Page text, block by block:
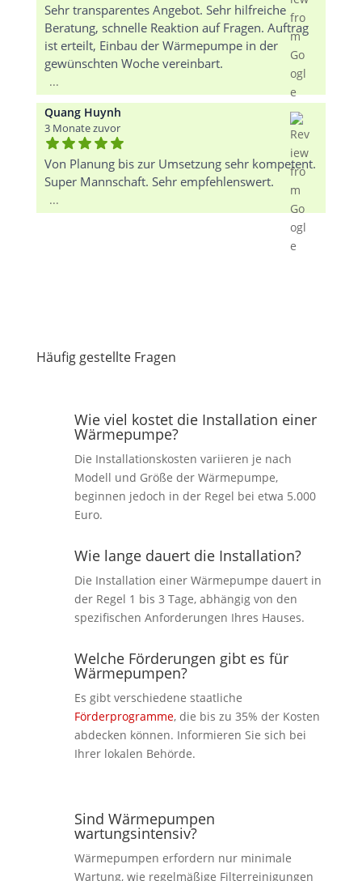
Sehr transparentes Angebot. Sehr hilfreiche
Beratung, schnelle Reaktion auf Fragen. Auftrag
ist erteilt, Einbau der Wärmepumpe in der
gewünschten Woche vereinbart.
...
Quang Huynh
3 Monate zuvor
Von Planung bis zur Umsetzung sehr kompetent.
Super Mannschaft. Sehr empfehlenswert.
...
Häufig gestellte Fragen
Wie viel kostet die Installation einer
Wärmepumpe?
Die Installationskosten variieren je nach
Modell und Größe der Wärmepumpe,
beginnen jedoch in der Regel bei etwa 5.000
Euro.
Wie lange dauert die Installation?
Die Installation einer Wärmepumpe dauert in
der Regel 1 bis 3 Tage, abhängig von den
spezifischen Anforderungen Ihres Hauses.
Welche Förderungen gibt es für
Wärmepumpen?
Es gibt verschiedene staatliche
Förderprogramme, die bis zu 35% der Kosten
abdecken können. Informieren Sie sich bei
Ihrer lokalen Behörde.
Sind Wärmepumpen
wartungsintensiv?
Wärmepumpen erfordern nur minimale
Wartung, wie regelmäßige Filterreinigungen